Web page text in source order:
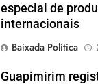
especial de
internacionais
Baixada Política
Guapimirim